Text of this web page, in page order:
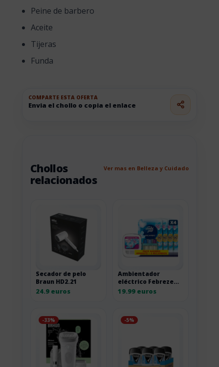
Peine de barbero
Aceite
Tijeras
Funda
COMPARTE ESTA OFERTA
Envia el chollo o copia el enlace
Chollos
relacionados
Ver mas en Belleza y Cuidado
Secador de pelo
Braun HD2.21
24.9 euros
Ambientador
eléctrico Febreze
3Volution con
19.99 euros
-33% -5%